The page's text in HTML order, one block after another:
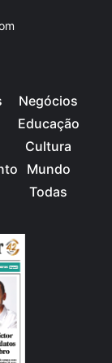
Negócios
Educação
Cultura
Mundo
Todas